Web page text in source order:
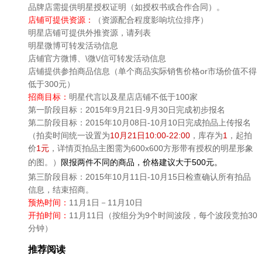
品牌店需提供明星授权证明（如授权书或合作合同）。
店铺可提供资源：
（资源配合程度影响坑位排序）
明星店铺可提供外推资源，请列表
明星微博可转发活动信息
店铺官方微博、\微\/信可转发活动信息
店铺提供参拍商品信息（单个商品实际销售价格or市场价值不得
低于300元）
招商目标： 明星代言以及星店店铺不低于100家
第一阶段目标：2015年9月21日-9月30日完成初步报名
第二阶段目标：2015年10月08日-10月10日完成拍品上传报名
（拍卖时间统一设置为10月21日10:00-22:00 ，库存为1 ，起拍
价1元 ，详情页拍品主图需为600x600方形带有授权的明星形象
的图。） 限报两件不同的商品，价格建议大于500元。
第三阶段目标：2015年10月11日-10月15日检查确认所有拍品
信息，结束招商。
预热时间： 11月1日－11月10日
开拍时间： 11月11日（按组分为9个时间波段，每个波段竞拍30
分钟）
推荐阅读